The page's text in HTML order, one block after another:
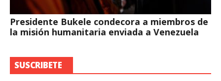
Presidente Bukele condecora a miembros de
la misión humanitaria enviada a Venezuela
SUSCRIBETE